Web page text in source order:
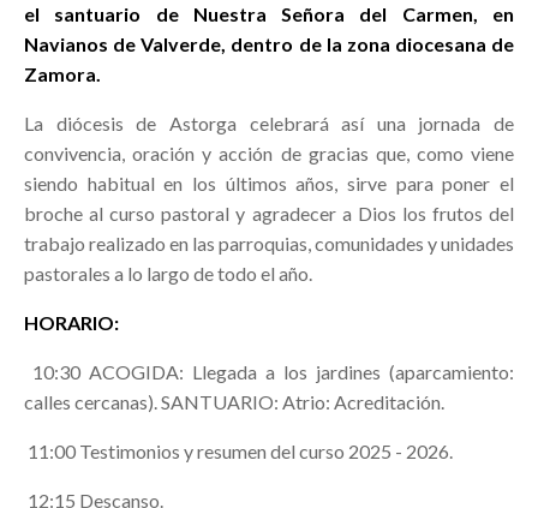
el santuario de Nuestra Señora del Carmen, en
Navianos de Valverde, dentro de la zona diocesana de
Zamora.
La diócesis de Astorga celebrará así una jornada de
convivencia, oración y acción de gracias que, como viene
siendo habitual en los últimos años, sirve para poner el
broche al curso pastoral y agradecer a Dios los frutos del
trabajo realizado en las parroquias, comunidades y unidades
pastorales a lo largo de todo el año.
HORARIO:
10:30 ACOGIDA: Llegada a los jardines (aparcamiento:
calles cercanas). SANTUARIO: Atrio: Acreditación.
11:00 Testimonios y resumen del curso 2025 - 2026.
12:15 Descanso.